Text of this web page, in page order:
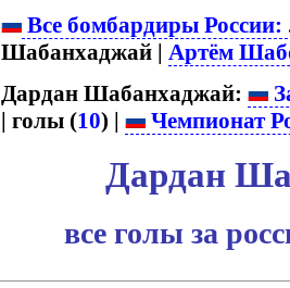
Все бомбардиры России:
Шабанхаджай | Артём
Дардан Шабанхаджай:
| голы (10) | Чемпионат
Дардан
все голы за